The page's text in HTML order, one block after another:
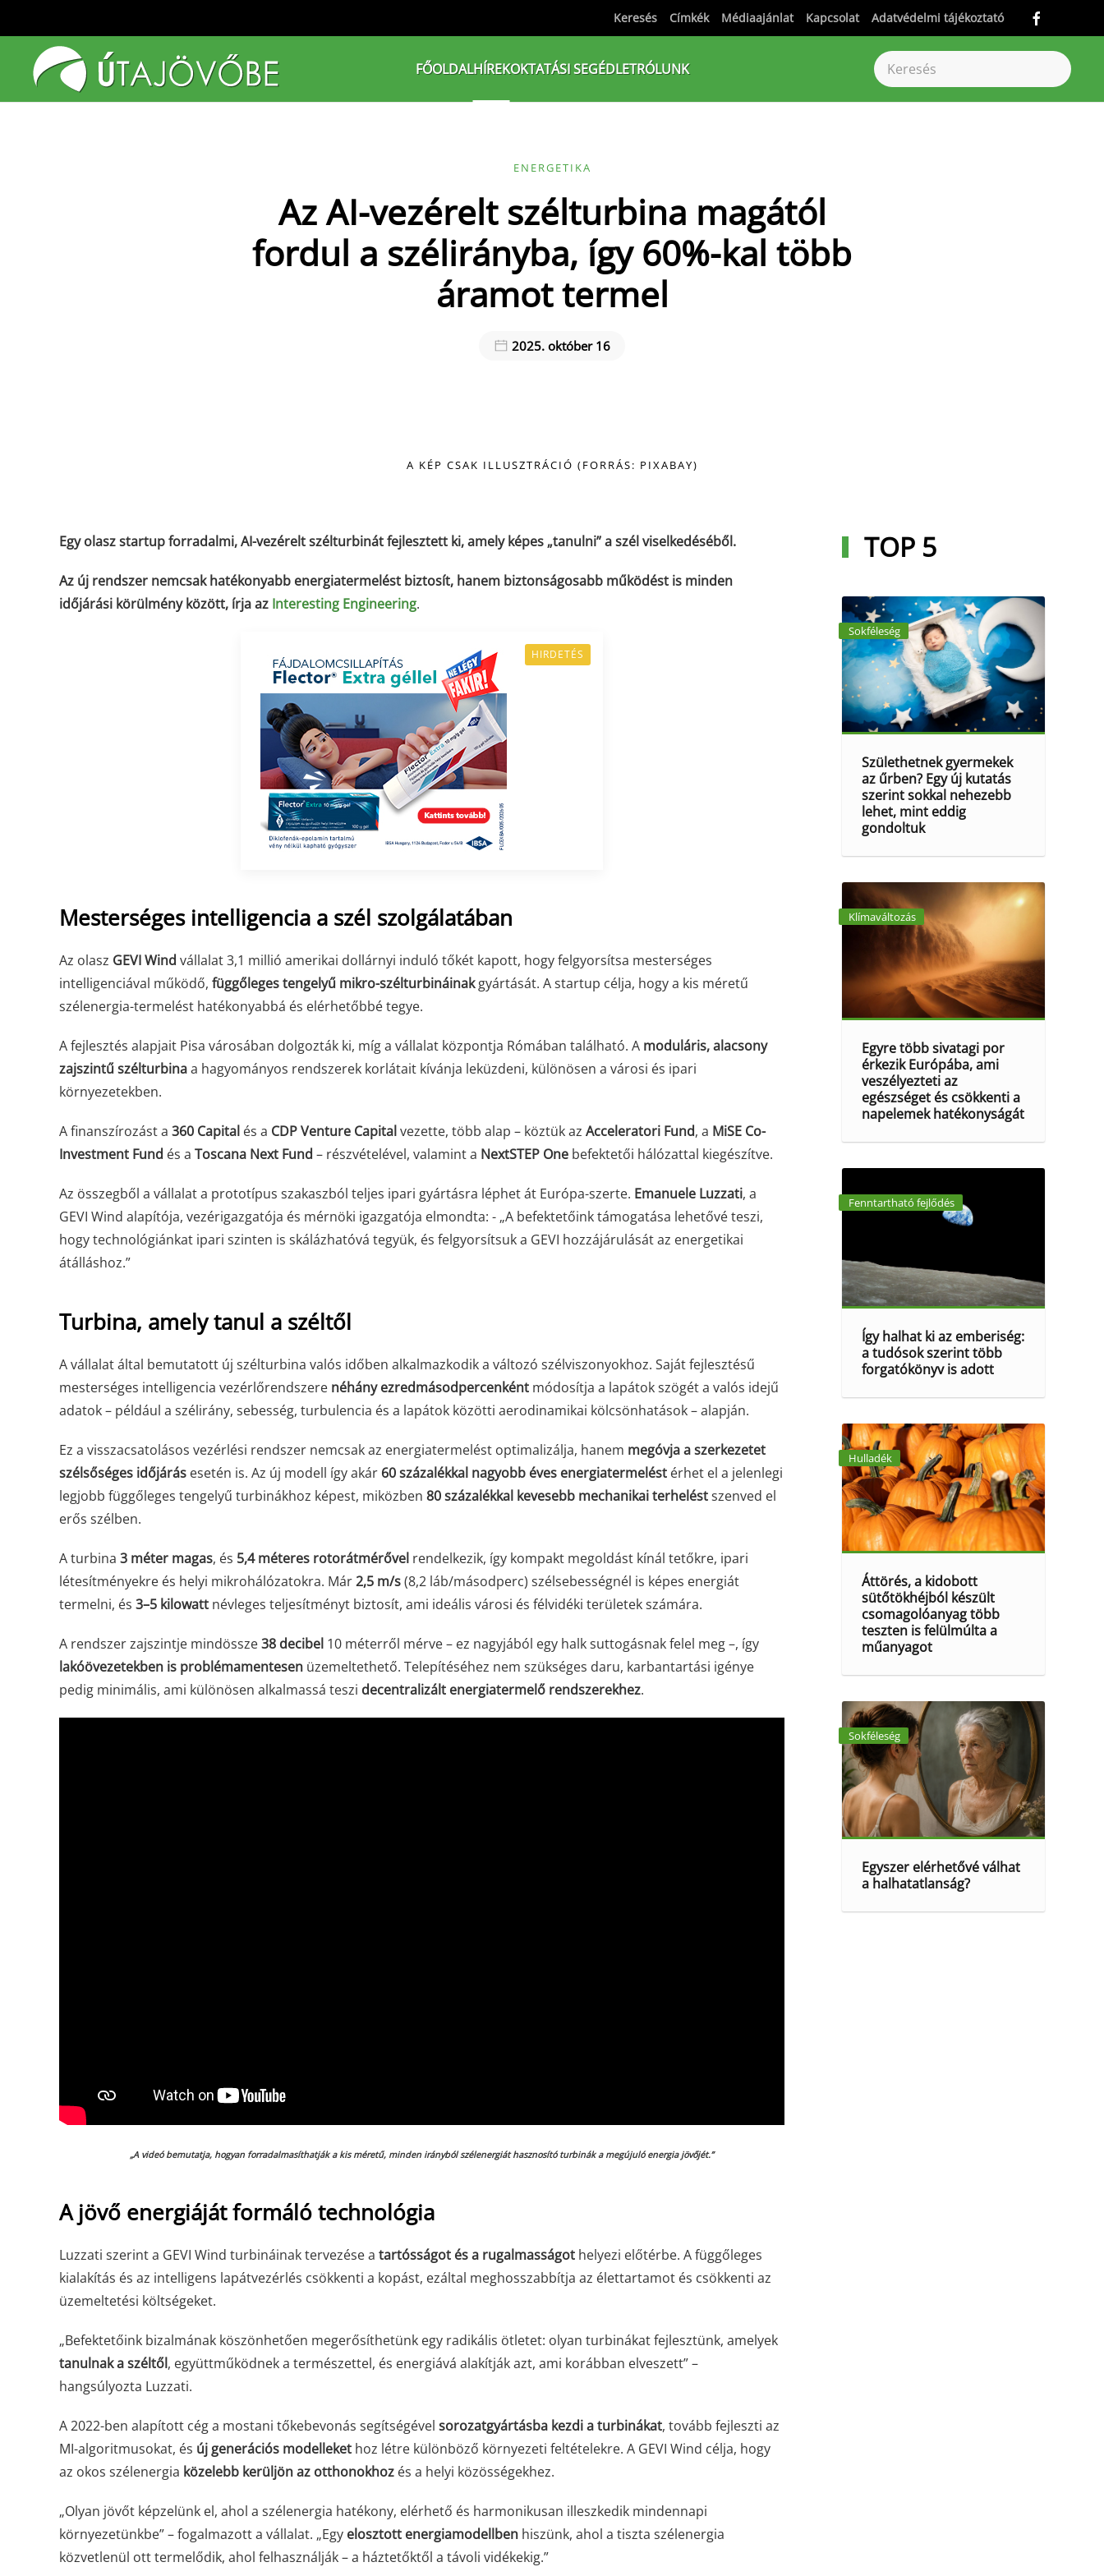
Fő tartalom átugrása
Keresés Címkék Médiaajánlat Kapcsolat Adatvédelmi tájékoztató
FŐOLDALHÍREKOKTATÁSI SEGÉDLETRÓLUNK
ENERGETIKA
Az AI-vezérelt szélturbina magától
fordul a szélirányba, így 60%-kal több
áramot termel
2025. október 16
A KÉP CSAK ILLUSZTRÁCIÓ (FORRÁS: PIXABAY)
Egy olasz startup forradalmi, AI-vezérelt szélturbinát fejlesztett ki, amely képes „tanulni” a szél viselkedéséből.
Az új rendszer nemcsak hatékonyabb energiatermelést biztosít, hanem biztonságosabb működést is minden
időjárási körülmény között, írja az Interesting Engineering.
HIRDETÉS
Mesterséges intelligencia a szél szolgálatában
Az olasz GEVI Wind vállalat 3,1 millió amerikai dollárnyi induló tőkét kapott, hogy felgyorsítsa mesterséges
intelligenciával működő, függőleges tengelyű mikro-szélturbináinakgyártását. A startup célja, hogy a kis méretű
szélenergia-termelést hatékonyabbá és elérhetőbbé tegye.
A fejlesztés alapjait Pisa városában dolgozták ki, míg a vállalat központja Rómában található. A moduláris, alacsony
zajszintű szélturbinaa hagyományos rendszerek korlátait kívánja leküzdeni, különösen a városi és ipari
környezetekben.
A finanszírozást a 360 Capital és a CDP Venture Capitalvezette, több alap – köztük az Acceleratori Fund, a MiSE Co-
Investment Fund és a Toscana Next Fund – részvételével, valamint a NextSTEP One befektetői hálózattal kiegészítve.
Az összegből a vállalat a prototípus szakaszból teljes ipari gyártásra léphet át Európa-szerte. Emanuele Luzzati, a
GEVI Wind alapítója, vezérigazgatója és mérnöki igazgatója elmondta: - „A befektetőink támogatása lehetővé teszi,
hogy technológiánkat ipari szinten is skálázhatóvá tegyük, és felgyorsítsuk a GEVI hozzájárulását az energetikai
átálláshoz.”
Turbina, amely tanul a széltől
A vállalat által bemutatott új szélturbina valós időben alkalmazkodik a változó szélviszonyokhoz. Saját fejlesztésű
mesterséges intelligencia vezérlőrendszere néhány ezredmásodpercenként módosítja a lapátok szögét a valós idejű
adatok – például a szélirány, sebesség, turbulencia és a lapátok közötti aerodinamikai kölcsönhatások – alapján.
Ez a visszacsatolásos vezérlési rendszer nemcsak az energiatermelést optimalizálja, hanem megóvja a szerkezetet
szélsőséges időjárás esetén is. Az új modell így akár 60 százalékkal nagyobb éves energiatermelést érhet el a jelenlegi
legjobb függőleges tengelyű turbinákhoz képest, miközben 80 százalékkal kevesebb mechanikai terheléstszenved el
erős szélben.
A turbina 3 méter magas, és 5,4 méteres rotorátmérővel rendelkezik, így kompakt megoldást kínál tetőkre, ipari
létesítményekre és helyi mikrohálózatokra. Már2,5 m/s(8,2 láb/másodperc) szélsebességnél is képes energiát
termelni, és 3–5 kilowatt névleges teljesítményt biztosít, ami ideális városi és félvidéki területek számára.
A rendszer zajszintje mindössze38 decibel 10 méterről mérve – ez nagyjából egy halk suttogásnak felel meg –, így
lakóövezetekben is problémamentesen üzemeltethető. Telepítéséhez nem szükséges daru, karbantartási igénye
pedig minimális, ami különösen alkalmassá teszi decentralizált energiatermelő rendszerekhez.
„A videó bemutatja, hogyan forradalmasíthatják a kis méretű, minden irányból szélenergiát hasznosító turbinák a megújuló energia jövőjét.”
A jövő energiáját formáló technológia
Luzzati szerint a GEVI Wind turbináinak tervezése a tartósságot és a rugalmasságot helyezi előtérbe. A függőleges
kialakítás és az intelligens lapátvezérlés csökkenti a kopást, ezáltal meghosszabbítja az élettartamot és csökkenti az
üzemeltetési költségeket.
„Befektetőink bizalmának köszönhetően megerősíthetünk egy radikális ötletet: olyan turbinákat fejlesztünk, amelyek
tanulnak a széltől, együttműködnek a természettel, és energiává alakítják azt, ami korábban elveszett” –
hangsúlyozta Luzzati.
A 2022-ben alapított cég a mostani tőkebevonás segítségével sorozatgyártásba kezdi a turbinákat, tovább fejleszti az
MI-algoritmusokat, és új generációs modelleket hoz létre különböző környezeti feltételekre. A GEVI Wind célja, hogy
az okos szélenergia közelebb kerüljön az otthonokhoz és a helyi közösségekhez.
„Olyan jövőt képzelünk el, ahol a szélenergia hatékony, elérhető és harmonikusan illeszkedik mindennapi
környezetünkbe” – fogalmazott a vállalat. „Egy elosztott energiamodellben hiszünk, ahol a tiszta szélenergia
közvetlenül ott termelődik, ahol felhasználják – a háztetőktől a távoli vidékekig.”
TOP 5
Sokféleség
Születhetnek gyermekek
az űrben? Egy új kutatás
szerint sokkal nehezebb
lehet, mint eddig
gondoltuk
Klímaváltozás
Egyre több sivatagi por
érkezik Európába, ami
veszélyezteti az
egészséget és csökkenti a
napelemek hatékonyságát
Fenntartható fejlődés
Így halhat ki az emberiség:
a tudósok szerint több
forgatókönyv is adott
Hulladék
Áttörés, a kidobott
sütőtökhéjból készült
csomagolóanyag több
teszten is felülmúlta a
műanyagot
Sokféleség
Egyszer elérhetővé válhat
a halhatatlanság?